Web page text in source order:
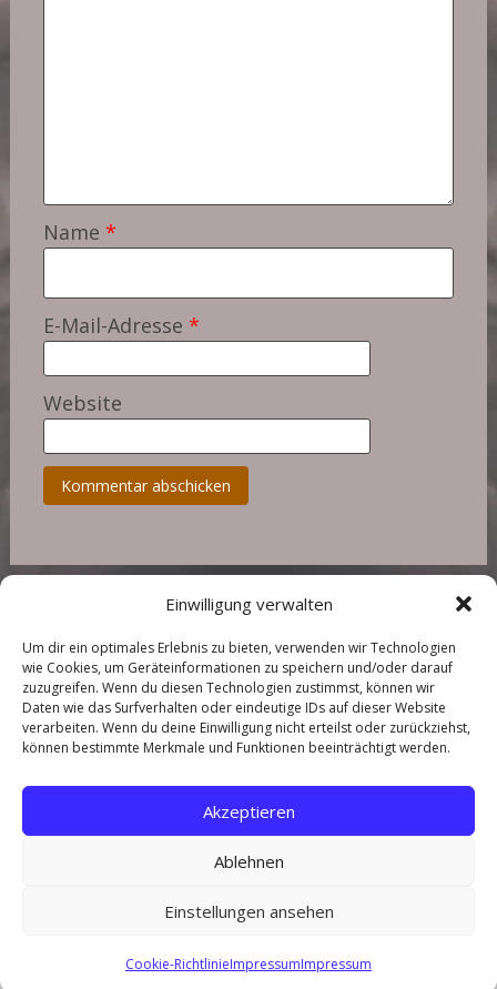
Einwilligung verwalten
Um dir ein optimales Erlebnis zu bieten, verwenden wir Technologien
wie Cookies, um Geräteinformationen zu speichern und/oder darauf
zuzugreifen. Wenn du diesen Technologien zustimmst, können wir
Daten wie das Surfverhalten oder eindeutige IDs auf dieser Website
verarbeiten. Wenn du deine Einwilligung nicht erteilst oder zurückziehst,
können bestimmte Merkmale und Funktionen beeinträchtigt werden.
Akzeptieren
Ablehnen
Einstellungen ansehen
Cookie-RichtlinieImpressumImpressum
Name *
E-Mail-Adresse *
Website
Über mich
Preise
Datenschutzerklärung
Cookie-Richtlinie (EU)
Copyright © 2026Landhaus in der Wische . All rights reserved.